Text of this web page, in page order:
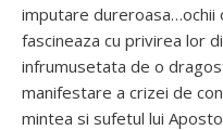
imputare dureroasa…ochii
fascineaza cu privirea lor
infrumusetata de o
manifestare a crizei de
mintea si sufetul lui